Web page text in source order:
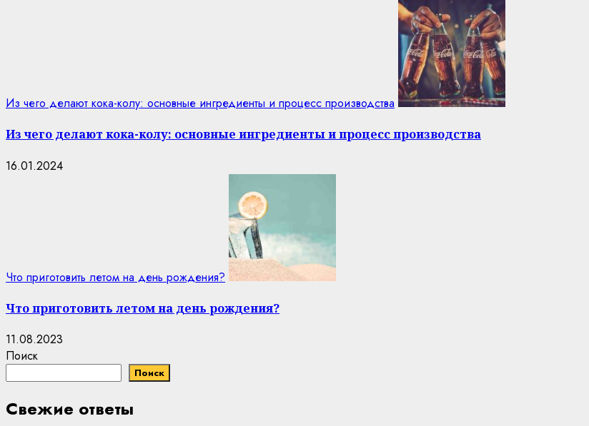
Из чего делают кока-колу: основные ингредиенты и процесс производства
Из чего делают кока-колу: основные ингредиенты и процесс производства
16.01.2024
Что приготовить летом на день рождения?
Что приготовить летом на день рождения?
11.08.2023
Поиск
Поиск
Свежие ответы